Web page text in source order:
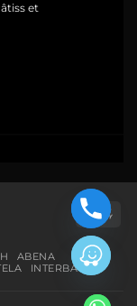
et
ABENA
INTERBABY